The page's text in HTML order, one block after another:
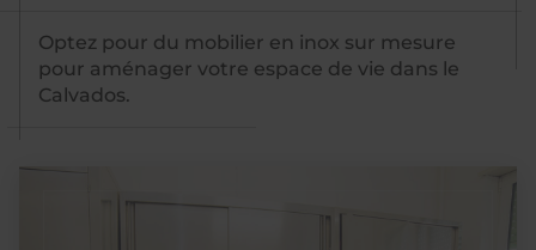
Optez pour du mobilier en inox sur mesure
pour aménager votre espace de vie dans le
Calvados.